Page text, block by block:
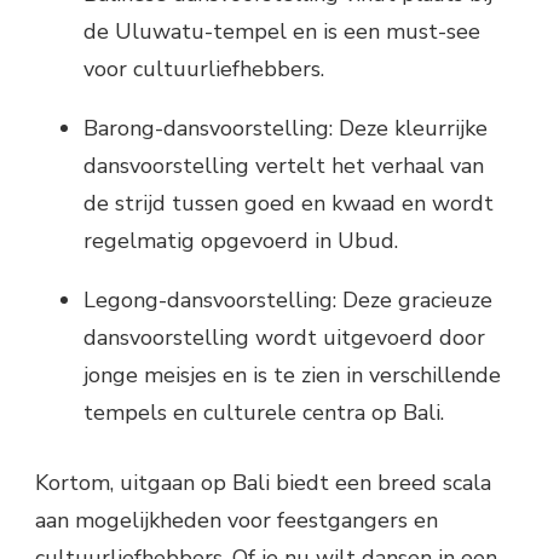
de Uluwatu-tempel en is een must-see
voor cultuurliefhebbers.
Barong-dansvoorstelling: Deze kleurrijke
dansvoorstelling vertelt het verhaal van
de strijd tussen goed en kwaad en wordt
regelmatig opgevoerd in Ubud.
Legong-dansvoorstelling: Deze gracieuze
dansvoorstelling wordt uitgevoerd door
jonge meisjes en is te zien in verschillende
tempels en culturele centra op Bali.
Kortom, uitgaan op Bali biedt een breed scala
aan mogelijkheden voor feestgangers en